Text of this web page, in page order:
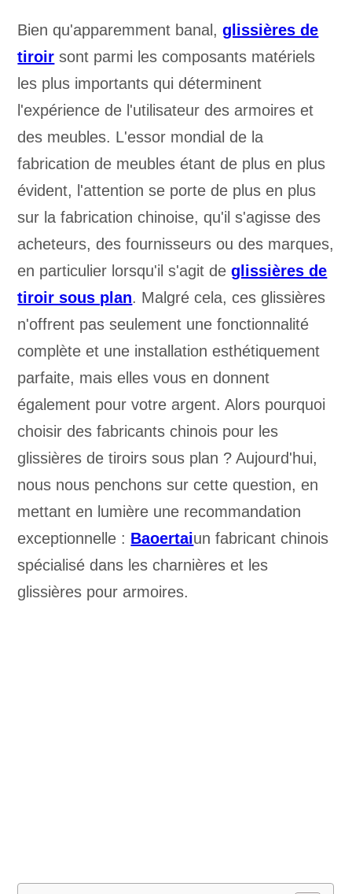
Bien qu'apparemment banal,glissières de
tiroir sont parmi les composants matériels
les plus importants qui déterminent
l'expérience de l'utilisateur des armoires et
des meubles. L'essor mondial de la
fabrication de meubles étant de plus en plus
évident, l'attention se porte de plus en plus
sur la fabrication chinoise, qu'il s'agisse des
acheteurs, des fournisseurs ou des marques,
en particulier lorsqu'il s'agit deglissières de
tiroir sous plan. Malgré cela, ces glissières
n'offrent pas seulement une fonctionnalité
complète et une installation esthétiquement
parfaite, mais elles vous en donnent
également pour votre argent. Alors pourquoi
choisir des fabricants chinois pour les
glissières de tiroirs sous plan ? Aujourd'hui,
nous nous penchons sur cette question, en
mettant en lumière une recommandation
exceptionnelle : Baoertaiun fabricant chinois
spécialisé dans les charnières et les
glissières pour armoires.